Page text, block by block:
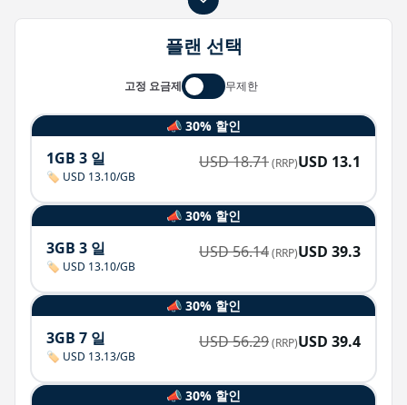
플랜 선택
고정 요금제 무제한
📣 30% 할인
1GB 3 일
🏷️ USD 13.10/GB
USD18.71(RRP)USD 13.1
📣 30% 할인
3GB 3 일
🏷️ USD 13.10/GB
USD56.14(RRP)USD 39.3
📣 30% 할인
3GB 7 일
🏷️ USD 13.13/GB
USD56.29(RRP)USD 39.4
📣 30% 할인